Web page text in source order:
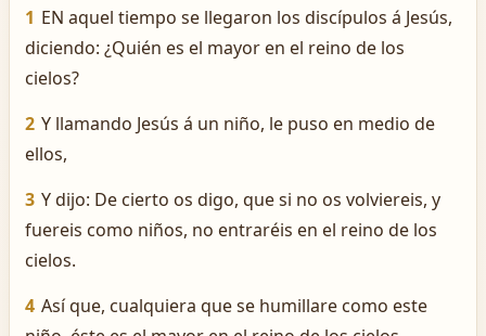
1 EN aquel tiempo se llegaron los discípulos á Jesús,
diciendo: ¿Quién es el mayor en el reino de los
cielos?
2 Y llamando Jesús á un niño, le puso en medio de
ellos,
3 Y dijo: De cierto os digo, que si no os volviereis, y
fuereis como niños, no entraréis en el reino de los
cielos.
4 Así que, cualquiera que se humillare como este